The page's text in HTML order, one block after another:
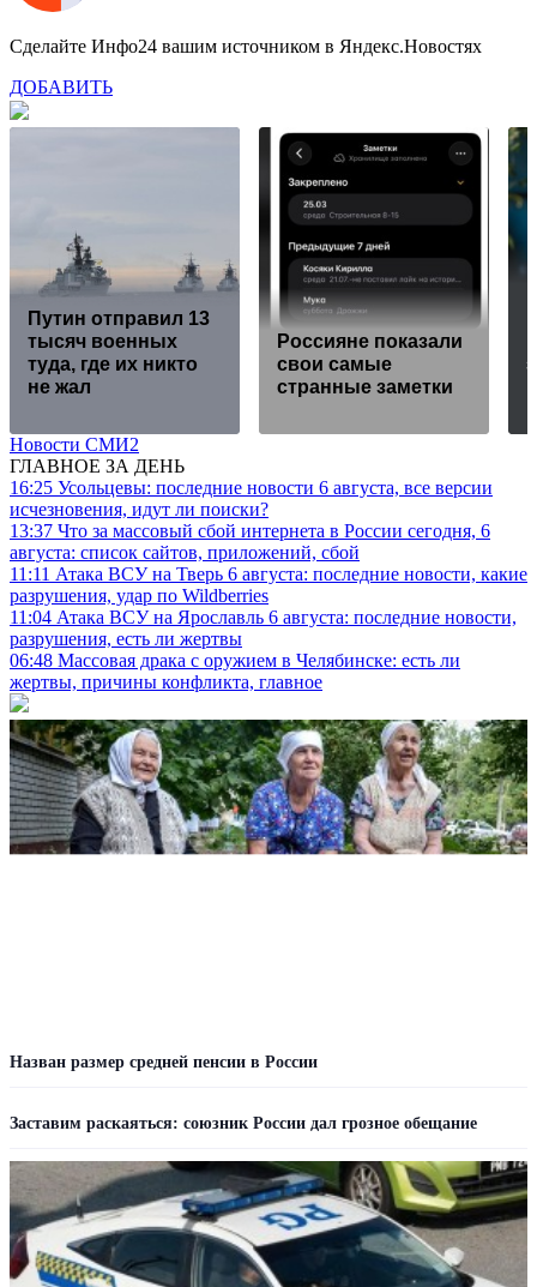
Сделайте Инфо24 вашим источником в Яндекс.Новостях
ДОБАВИТЬ
Путин отправил 13
тысяч военных
туда, где их никто
не жал
Россияне показали
свои самые
странные заметки
Новости СМИ2
ГЛАВНОЕ ЗА ДЕНЬ
16:25 Усольцевы: последние новости 6 августа, все версии
исчезновения, идут ли поиски?
13:37 Что за массовый сбой интернета в России сегодня, 6
августа: список сайтов, приложений, сбой
11:11 Атака ВСУ на Тверь 6 августа: последние новости, какие
разрушения, удар по Wildberries
11:04 Атака ВСУ на Ярославль 6 августа: последние новости,
разрушения, есть ли жертвы
06:48 Массовая драка с оружием в Челябинске: есть ли
жертвы, причины конфликта, главное
Назван размер средней пенсии в России
Заставим раскаяться: союзник России дал грозное обещание